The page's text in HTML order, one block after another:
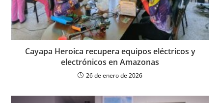
Cayapa Heroica recupera equipos eléctricos y
electrónicos en Amazonas
26 de enero de 2026